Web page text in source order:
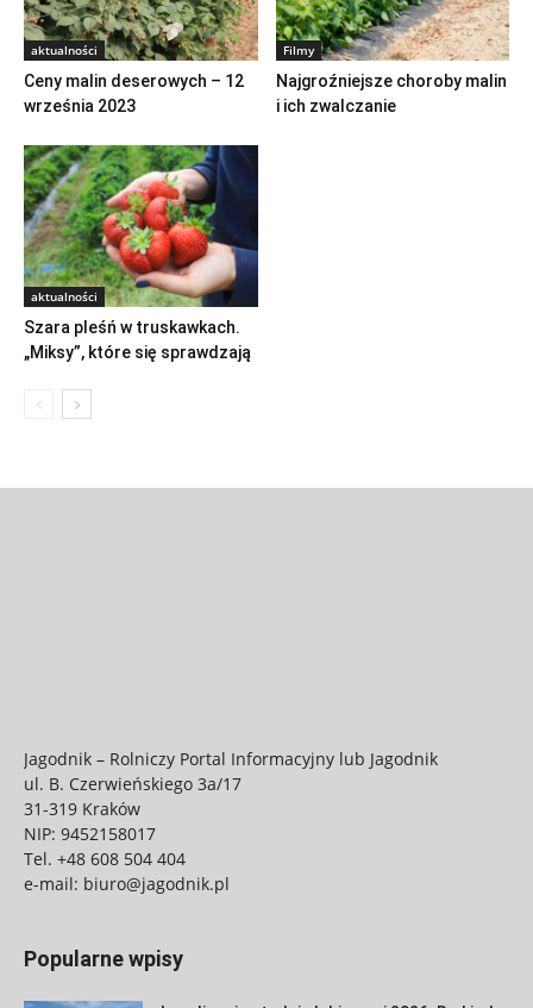
aktualności
Ceny malin deserowych – 12
września 2023
Filmy
Najgroźniejsze choroby malin
i ich zwalczanie
aktualności
Szara pleśń w truskawkach.
„Miksy”, które się sprawdzają
Jagodnik – Rolniczy Portal Informacyjny lub Jagodnik
ul. B. Czerwieńskiego 3a/17
31-319 Kraków
NIP: 9452158017
Tel. +48 608 504 404
e-mail: biuro@jagodnik.pl
Popularne wpisy